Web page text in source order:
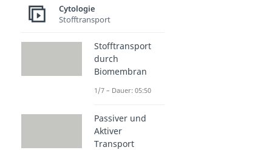
Cytologie
Stofftransport
Stofftransport
durch
Biomembran
1/7 – Dauer: 05:50
Passiver und
Aktiver
Transport